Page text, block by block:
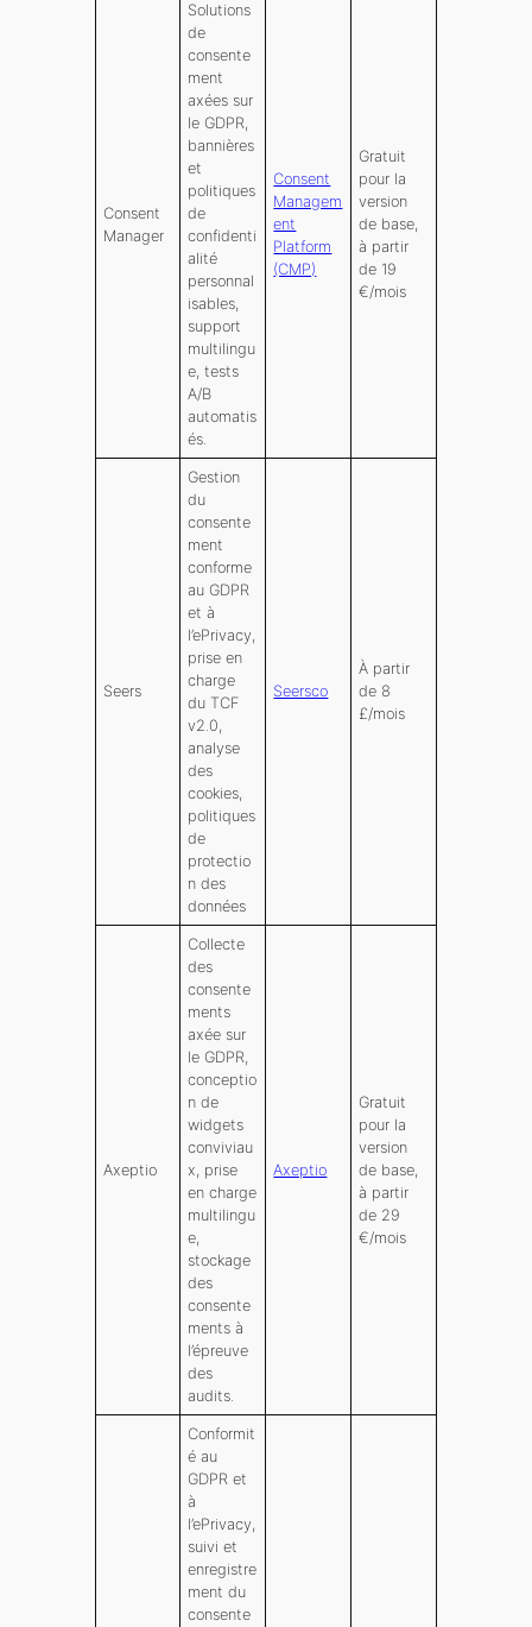
Consent
Manager
Solutions
de
consente
ment
axées sur
le GDPR,
bannières
et
politiques
de
confidenti
alité
personnal
isables,
support
multilingu
e, tests
A/B
automatis
és.
Consent
Managem
ent
Platform
(CMP)
Gratuit
pour la
version
de base,
à partir
de 19
€/mois
Seers
Gestion
du
consente
ment
conforme
au GDPR
et à
l’ePrivacy,
prise en
charge
du TCF
v2.0,
analyse
des
cookies,
politiques
de
protectio
n des
données
Seersco
À partir
de 8
£/mois
Axeptio
Collecte
des
consente
ments
axée sur
le GDPR,
conceptio
n de
widgets
conviviau
x, prise
en charge
multilingu
e,
stockage
des
consente
ments à
l’épreuve
des
audits.
Axeptio
Gratuit
pour la
version
de base,
à partir
de 29
€/mois
Conformit
é au
GDPR et
à
l’ePrivacy,
suivi et
enregistre
ment du
consente